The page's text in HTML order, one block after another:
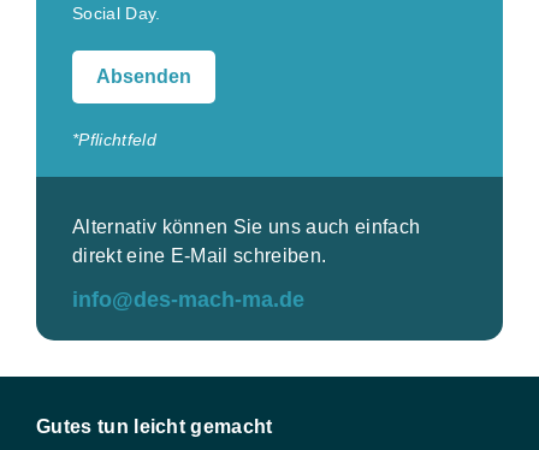
Social Day.
*Pflichtfeld
Alternativ können Sie uns auch einfach
direkt eine E-Mail schreiben.
info@des-mach-ma.de
Gutes tun leicht gemacht